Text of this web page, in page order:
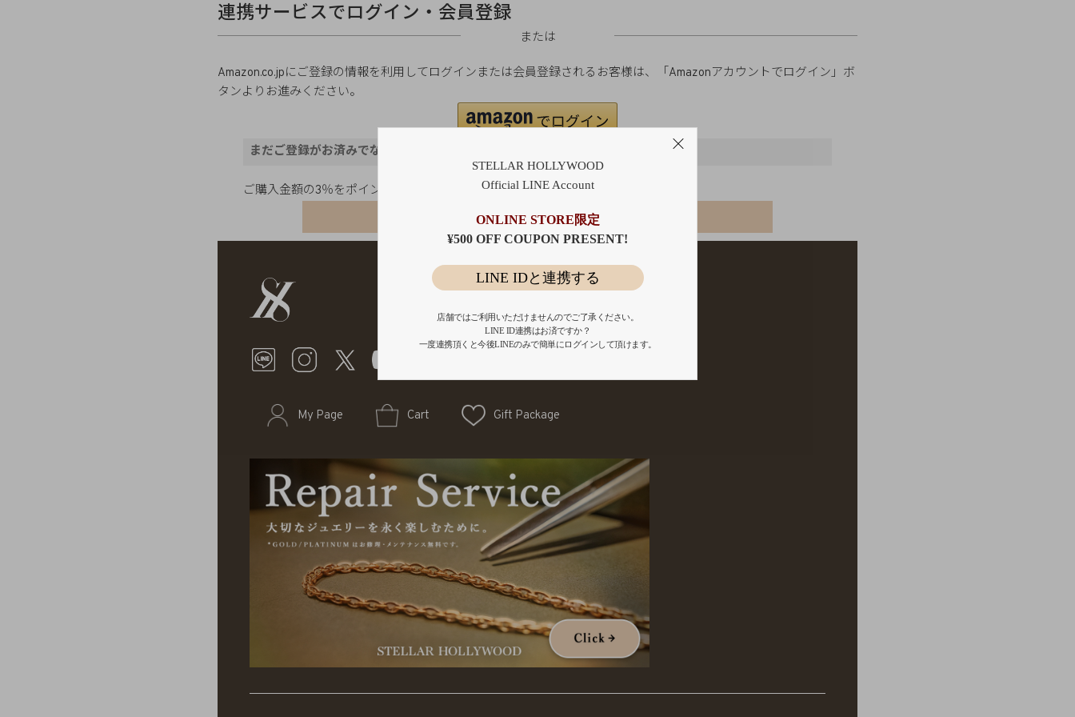
連携サービスでログイン・会員登録
または
Amazon.co.jpにご登録の情報を利用してログインまたは会員登録されるお客様は、「Amazonアカウントでログイン」ボ
タンよりお進みください。
まだご登録がお済みでないお客様
ご購入金額の3％をポイント還元
会員登録
My Page Cart Gift Package
STELLAR HOLLYWOOD
Official LINE Account
ONLINE STORE限定
¥500 OFF COUPON PRESENT!
LINE IDと連携する
店舗ではご利用いただけませんのでご了承ください。
LINE ID連携はお済ですか？
一度連携頂くと今後LINEのみで簡単にログインして頂けます。